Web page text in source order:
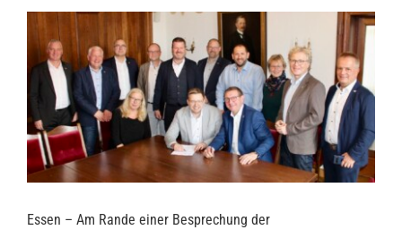
Zeige
grösseres
Bild
Essen – Am Rande einer Besprechung der